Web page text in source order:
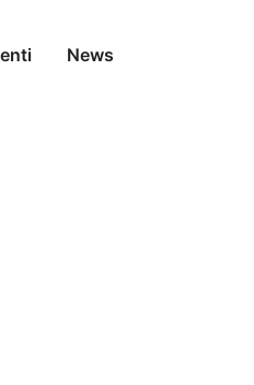
News